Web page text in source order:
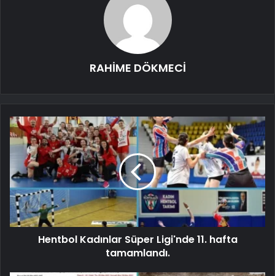
RAHİME DÖKMECİ
Hentbol Kadınlar Süper Ligi'nde 11. hafta
tamamlandı.